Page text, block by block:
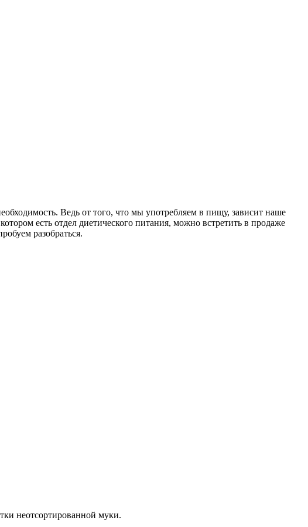
Ведь от того, что мы употребляем в пищу, зависит наше
есть отдел диетического питания, можно встретить в продаже
разобраться.
неотсортированной муки.